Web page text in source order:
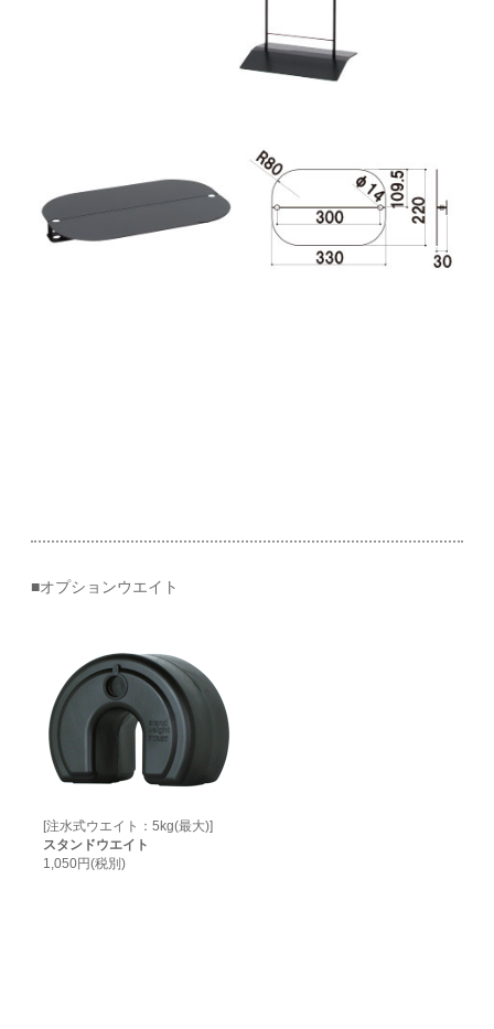
■オプションウエイト
[注水式ウエイト：5kg(最大)]
スタンドウエイト
1,050円(税別)